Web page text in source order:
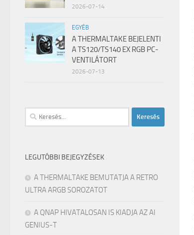
2026-07-14
EGYÉB
A THERMALTAKE BEJELENTI
A TS120/TS140 EX RGB PC-
VENTILÁTORT
2026-07-13
Keresés:
LEGUTÓBBI BEJEGYZÉSEK
A THERMALTAKE BEMUTATJA A RETRO
ULTRA ARGB SOROZATOT
A QNAP HIVATALOSAN IS KIADJA AZ AI
GENIUS-T